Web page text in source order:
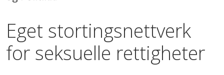
Eget stortingsnettverk
for seksuelle rettigheter